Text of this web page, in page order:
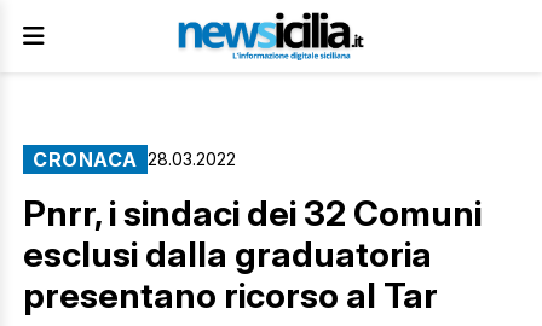
CRONACA 28.03.2022
Pnrr, i sindaci dei 32 Comuni
esclusi dalla graduatoria
presentano ricorso al Tar